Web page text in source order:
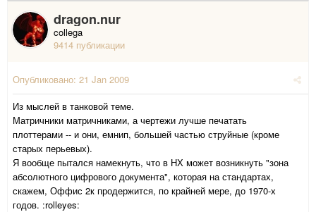
dragon.nur
collega
9414 публикации
Опубликовано: 21 Jan 2009
Из мыслей в танковой теме.
Матричники матричниками, а чертежи лучше печатать
плоттерами -- и они, емнип, большей частью струйные (кроме
старых перьевых).
Я вообще пытался намекнуть, что в НХ может возникнуть "зона
абсолютного цифрового документа", которая на стандартах,
скажем, Оффис 2к продержится, по крайней мере, до 1970-х
годов. :rolleyes: